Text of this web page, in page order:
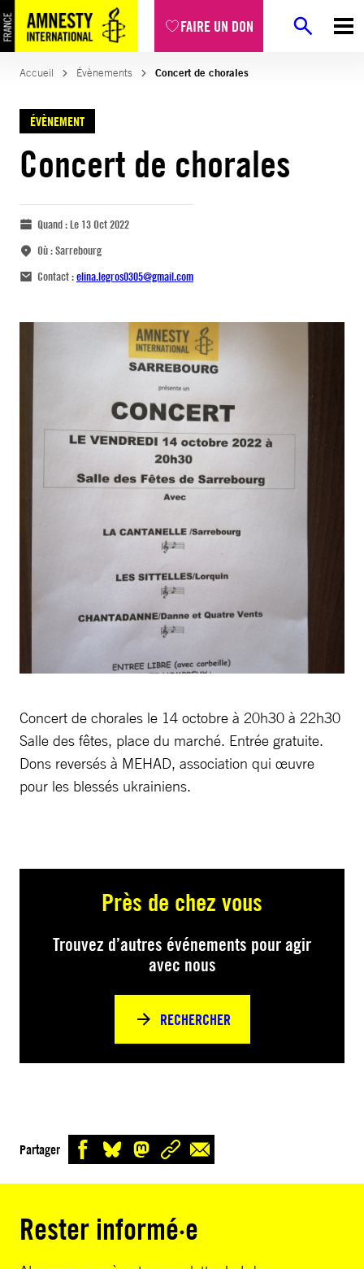
FAIRE UN DON
Accueil Évènements Concert de chorales
ÉVÈNEMENT
Concert de chorales
Quand :Le 13 Oct 2022
Où :Sarrebourg
Contact :elina.legros0305@gmail.com
Concert de chorales le 14 octobre à 20h30 à 22h30
Salle des fêtes, place du marché. Entrée gratuite.
Dons reversés à MEHAD, association qui œuvre
pour les blessés ukrainiens.
Près de chez vous
Trouvez d’autres événements pour agir
avec nous
RECHERCHER
Partager
Rester informé·e